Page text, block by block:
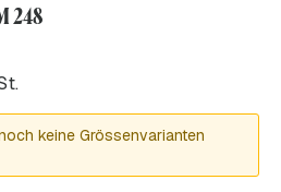
248
keine Grössenvarianten